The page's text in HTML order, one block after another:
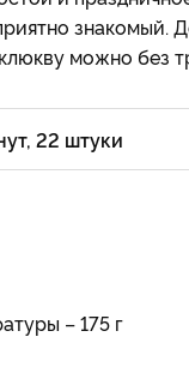
можно без
22 штуки
– 175 г